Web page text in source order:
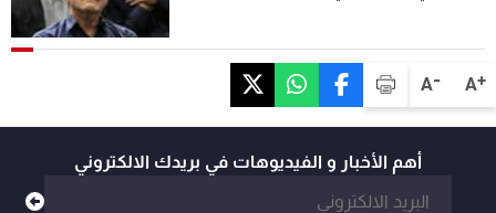
A+
A-
أهم الأخبار و الفيديوهات في بريدك الالكتروني